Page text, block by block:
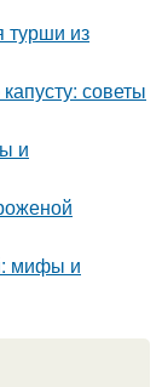
турши из
советы
и
мифы и